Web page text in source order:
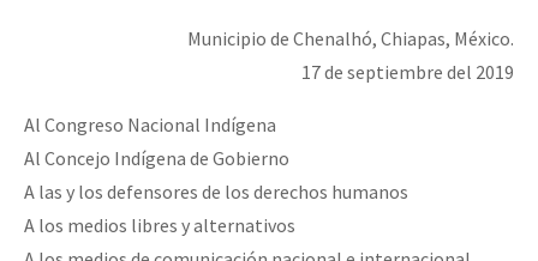
Municipio de Chenalhó, Chiapas, México.
17 de septiembre del 2019
Al Congreso Nacional Indígena
Al Concejo Indígena de Gobierno
A las y los defensores de los derechos humanos
A los medios libres y alternativos